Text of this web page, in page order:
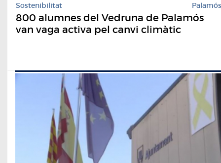
Sostenibilitat Palamós
800 alumnes del Vedruna de Palamós
van vaga activa pel canvi climàtic